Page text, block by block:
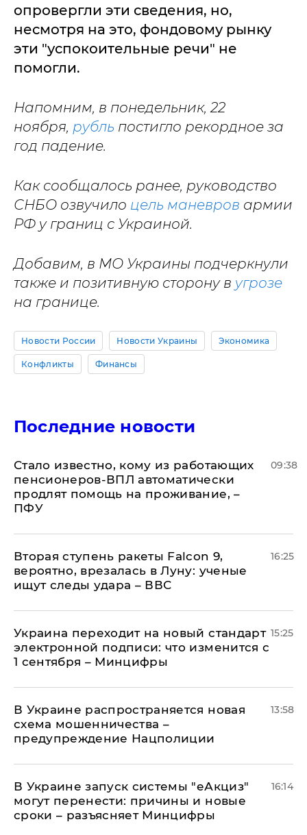
опровергли эти сведения, но,
несмотря на это, фондовому рынку
эти "успокоительные речи" не
помогли.
Напомним, в понедельник, 22
ноября, рубль постигло рекордное за
год падение.
Как сообщалось ранее, руководство
СНБО озвучило цель маневров армии
РФ у границ с Украиной.
Добавим, в МО Украины подчеркнули
также и позитивную сторону в угрозе
на границе.
Новости России Новости Украины Экономика
Конфликты Финансы
Последние новости
Стало известно, кому из работающих
пенсионеров-ВПЛ автоматически
продлят помощь на проживание, –
ПФУ
09:38
Вторая ступень ракеты Falcon 9,
вероятно, врезалась в Луну: ученые
ищут следы удара – ВВС
16:25
Украина переходит на новый стандарт
электронной подписи: что изменится с
1 сентября – Минцифры
15:25
В Украине распространяется новая
схема мошенничества –
предупреждение Нацполиции
13:58
В Украине запуск системы "еАкциз"
могут перенести: причины и новые
сроки – разъясняет Минцифры
16:14